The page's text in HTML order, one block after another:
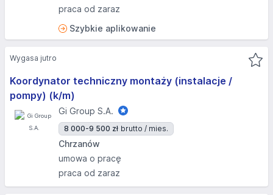
praca od zaraz
Szybkie aplikowanie
Koordynator techniczny montaży (instalacje /
pompy) (k/m)
Gi Group S.A.
8 000-9 500 zł brutto / mies.
Chrzanów
umowa o pracę
praca od zaraz
Wygasa jutro